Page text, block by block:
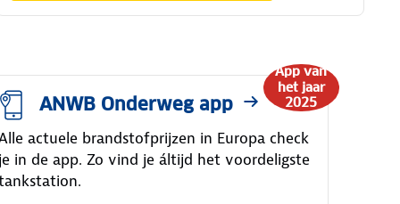
App van
het jaar
2025
ANWB Onderweg app
actuele brandstofprijzen in Europa check
je in de app. Zo vind je áltijd het voordeligste